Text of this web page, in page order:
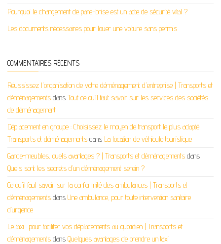
Pourquoi le changement de pare-brise est un acte de sécurité vital ?
Les documents nécessaires pour louer une voiture sans permis
COMMENTAIRES RÉCENTS
Réussissez l'organisation de votre déménagement d'entreprise | Transports et
déménagements dans Tout ce qu’il faut savoir sur les services des sociétés
de déménagement
Déplacement en groupe : Choisissez le moyen de transport le plus adapté |
Transports et déménagements dans La location de véhicule touristique
Garde-meubles, quels avantages ? | Transports et déménagements dans
Quels sont les secrets d’un déménagement serein ?
Ce qu'il faut savoir sur la conformité des ambulances | Transports et
déménagements dans Une ambulance, pour toute intervention sanitaire
d’urgence
Le taxi : pour faciliter vos déplacements au quotidien | Transports et
déménagements dans Quelques avantages de prendre un taxi